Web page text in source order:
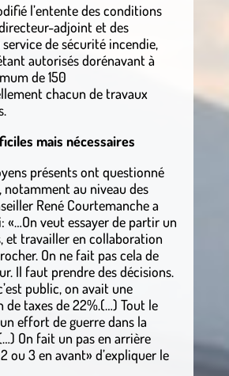
l’entente des conditions
adjoint et des
de sécurité incendie,
autorisés dorénavant à
de 150
chacun de travaux
mais nécessaires
présents ont questionné
notamment au niveau des
René Courtemanche a
«…On veut essayer de partir un
et travailler en collaboration
On ne fait pas cela de
Il faut prendre des décisions.
public, on avait une
de taxes de 22%.(…) Tout le
effort de guerre dans la
On fait un pas en arrière
ou 3 en avant» d’expliquer le